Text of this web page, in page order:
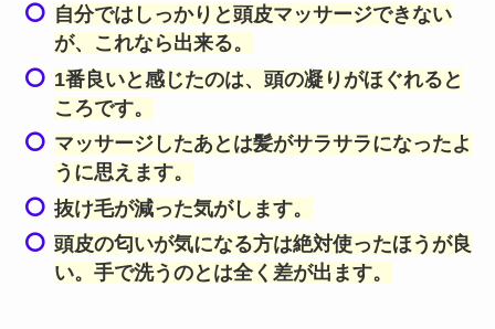
自分ではしっかりと頭皮マッサージできない
が、これなら出来る。
1番良いと感じたのは、頭の凝りがほぐれると
ころです。
マッサージしたあとは髪がサラサラになったよ
うに思えます。
抜け毛が減った気がします。
頭皮の匂いが気になる方は絶対使ったほうが良
い。手で洗うのとは全く差が出ます。